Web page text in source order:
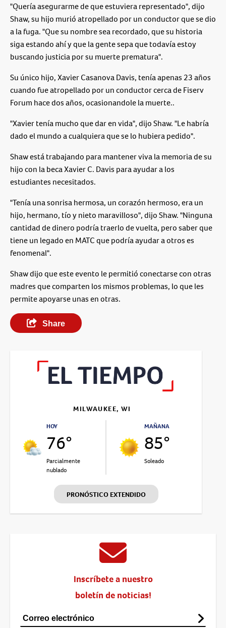
"Quería asegurarme de que estuviera representado", dijo
Shaw, su hijo murió atropellado por un conductor que se dio
a la fuga. "Que su nombre sea recordado, que su historia
siga estando ahí y que la gente sepa que todavía estoy
buscando justicia por su muerte prematura".
Su único hijo, Xavier Casanova Davis, tenía apenas 23 años
cuando fue atropellado por un conductor cerca de Fiserv
Forum hace dos años, ocasionandole la muerte..
"Xavier tenía mucho que dar en vida", dijo Shaw. "Le habría
dado el mundo a cualquiera que se lo hubiera pedido".
Shaw está trabajando para mantener viva la memoria de su
hijo con la beca Xavier C. Davis para ayudar a los
estudiantes necesitados.
"Tenía una sonrisa hermosa, un corazón hermoso, era un
hijo, hermano, tío y nieto maravilloso", dijo Shaw. "Ninguna
cantidad de dinero podría traerlo de vuelta, pero saber que
tiene un legado en MATC que podría ayudar a otros es
fenomenal".
Shaw dijo que este evento le permitió conectarse con otras
madres que comparten los mismos problemas, lo que les
permite apoyarse unas en otras.
Share
MILWAUKEE, WI
HOY
76°
Parcialmente
nublado
MAÑANA
85°
Soleado
PRONÓSTICO EXTENDIDO
Inscríbete a nuestro
boletín de noticias!